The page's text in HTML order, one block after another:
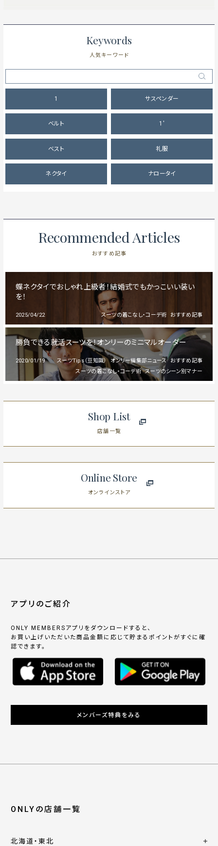
Keywords
人気キーワード
1 サスペンダー
ベルト 1'
ベスト 礼服
ネクタイ ナロータイ
Recommended Articles
おすすめ記事
蝶ネクタイでおしゃれ上級者！結婚式でもかっこいい装い
を！
2025/04/22 おすすめ記事
スーツの着こなし・コーデ術
勝負できる就活スーツを！オンリーのミニマルオーダー
2020/01/19 おすすめ記事
オンリー編集部ニュース
スーツTips（豆知識）
スーツのシーン別マナー
スーツの着こなし・コーデ術
Shop List
店舗一覧
Online Store
オンラインストア
アプリのご紹介
ONLY MEMBERSアプリをダウンロードすると、
お買い上げいただいた商品金額に応じて貯まるポイントがすぐに確
認できます。
メンバーズ特典をみる
ONLYの店舗一覧
北海道・東北